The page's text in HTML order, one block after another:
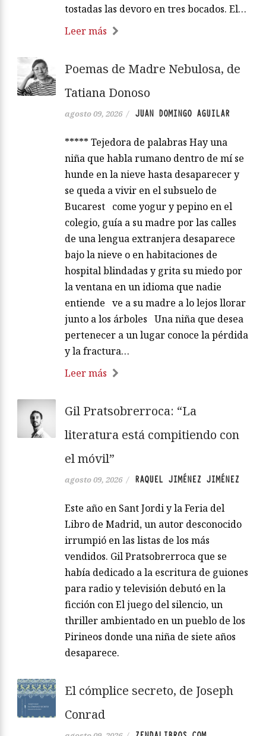
tostadas las devoro en tres bocados. El…
Leer más
Poemas de Madre Nebulosa, de
Tatiana Donoso
agosto 09, 2026 / JUAN DOMINGO AGUILAR
***** Tejedora de palabras Hay una
niña que habla rumano dentro de mí se
hunde en la nieve hasta desaparecer y
se queda a vivir en el subsuelo de
Bucarest come yogur y pepino en el
colegio, guía a su madre por las calles
de una lengua extranjera desaparece
bajo la nieve o en habitaciones de
hospital blindadas y grita su miedo por
la ventana en un idioma que nadie
entiende ve a su madre a lo lejos llorar
junto a los árboles Una niña que desea
pertenecer a un lugar conoce la pérdida
y la fractura…
Leer más
Gil Pratsobrerroca: “La
literatura está compitiendo con
el móvil”
agosto 09, 2026 / RAQUEL JIMÉNEZ JIMÉNEZ
Este año en Sant Jordi y la Feria del
Libro de Madrid, un autor desconocido
irrumpió en las listas de los más
vendidos. Gil Pratsobrerroca que se
había dedicado a la escritura de guiones
para radio y televisión debutó en la
ficción con El juego del silencio, un
thriller ambientado en un pueblo de los
Pirineos donde una niña de siete años
desaparece.
El cómplice secreto, de Joseph
Conrad